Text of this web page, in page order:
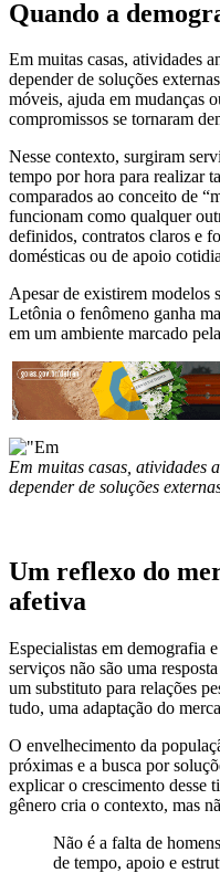
Quando a
Em muitas casas, atividades
depender de soluções
móveis, ajuda em mudanças
compromissos se tornaram
Nesse contexto, surgiram
tempo por hora para realizar
comparados ao conceito de
funcionam como qualquer
definidos, contratos claros e
domésticas ou de apoio
Apesar de existirem modelos
Letônia o fenômeno ganha
em um ambiente marcado
Em muitas casas, atividades
depender de soluções
Um reflexo do
afetiva
Especialistas em demografia
serviços não são uma
um substituto para relações
tudo, uma adaptação do
O envelhecimento da
próximas e a busca por
explicar o crescimento desse
gênero cria o contexto, mas
Não é a falta de
de tempo, apoio e